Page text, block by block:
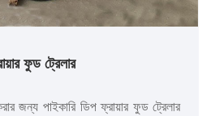
ফুড ট্রেলার
জন্য পাইকারি ডিপ ফ্রায়ার ফুড ট্রেলার